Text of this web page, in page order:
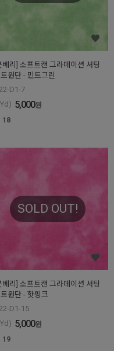
베리] 소프트캔 그라데이션 셔팅
원단 - 민트그린
D1-7
5,000원
18
SOLD OUT!
베리] 소프트캔 그라데이션 셔팅
원단 - 핫핑크
D1-15
5,000원
19